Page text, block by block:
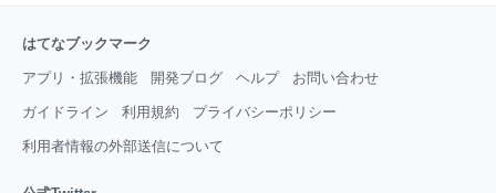
はてなブックマーク
アプリ・拡張機能 開発ブログ ヘルプ お問い合わせ
ガイドライン 利用規約 プライバシーポリシー
利用者情報の外部送信について